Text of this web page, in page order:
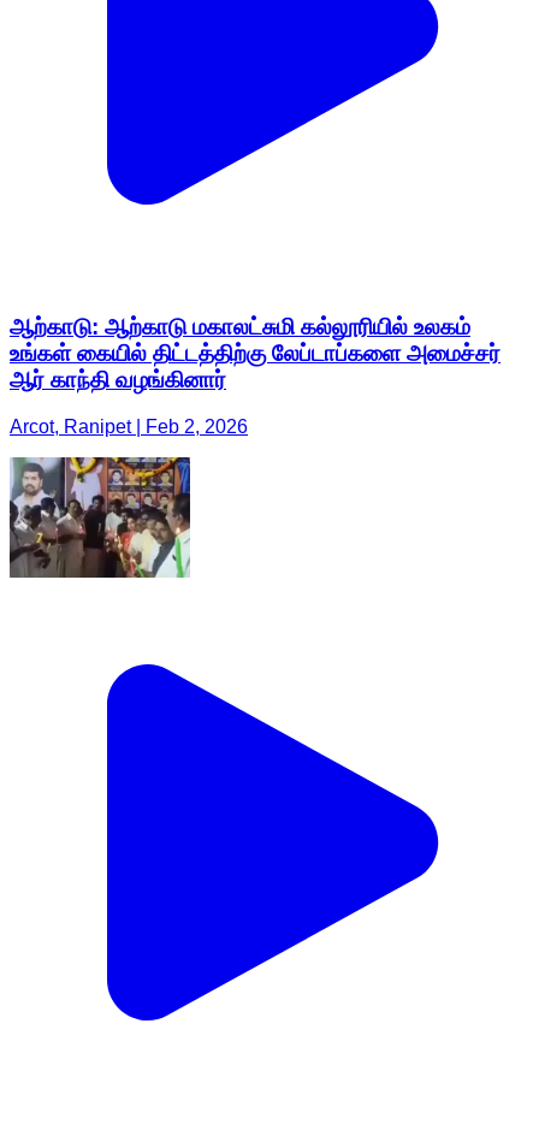
ஆற்காடு: ஆற்காடு மகாலட்சுமி கல்லூரியில் உலகம்
உங்கள் கையில் திட்டத்திற்கு லேப்டாப்களை அமைச்சர்
ஆர் காந்தி வழங்கினார்
Arcot, Ranipet | Feb 2, 2026